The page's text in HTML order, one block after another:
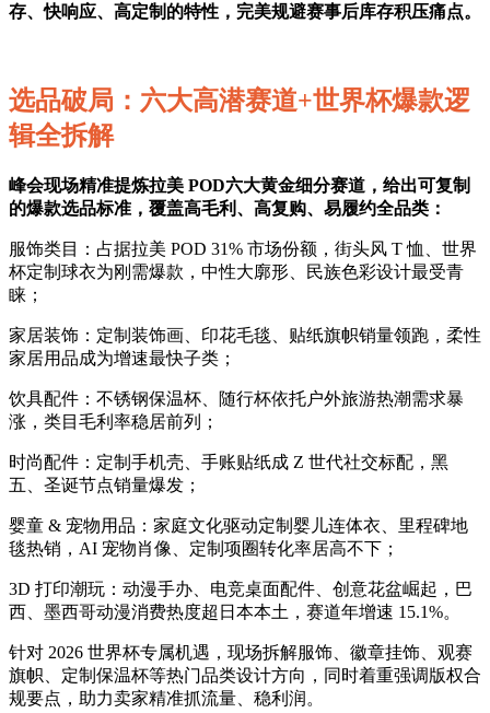
存、快响应、高定制的特性，完美规避赛事后库存积压痛点。
选品破局：六大高潜赛道+世界杯爆款逻
辑全拆解
峰会现场精准提炼拉美 POD六大黄金细分赛道，给出可复制
的爆款选品标准，覆盖高毛利、高复购、易履约全品类：
服饰类目：占据拉美 POD 31% 市场份额，街头风 T 恤、世界
杯定制球衣为刚需爆款，中性大廓形、民族色彩设计最受青
睐；
家居装饰：定制装饰画、印花毛毯、贴纸旗帜销量领跑，柔性
家居用品成为增速最快子类；
饮具配件：不锈钢保温杯、随行杯依托户外旅游热潮需求暴
涨，类目毛利率稳居前列；
时尚配件：定制手机壳、手账贴纸成 Z 世代社交标配，黑
五、圣诞节点销量爆发；
婴童 & 宠物用品：家庭文化驱动定制婴儿连体衣、里程碑地
毯热销，AI 宠物肖像、定制项圈转化率居高不下；
3D 打印潮玩：动漫手办、电竞桌面配件、创意花盆崛起，巴
西、墨西哥动漫消费热度超日本本土，赛道年增速 15.1%。
针对 2026 世界杯专属机遇，现场拆解服饰、徽章挂饰、观赛
旗帜、定制保温杯等热门品类设计方向，同时着重强调版权合
规要点，助力卖家精准抓流量、稳利润。